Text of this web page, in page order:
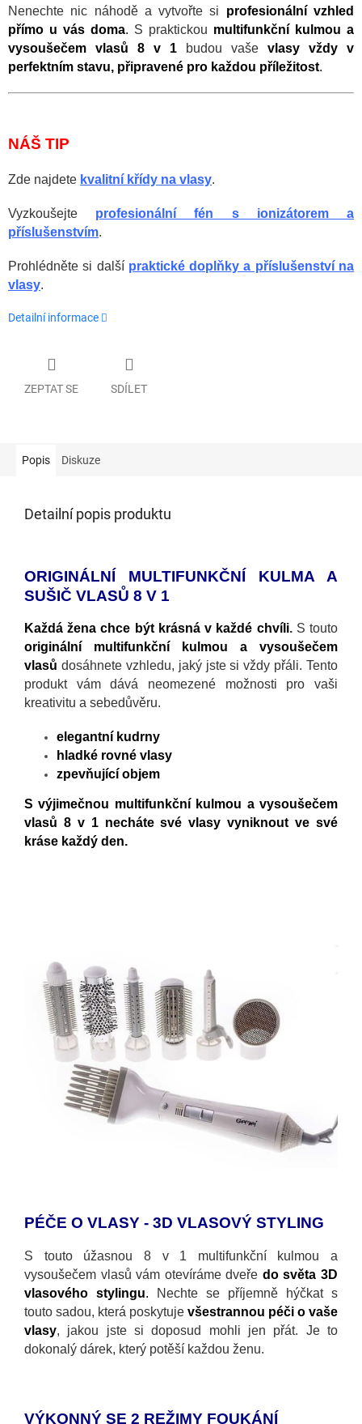
Nenechte nic náhodě a vytvořte si profesionální vzhled
přímo u vás doma. S praktickou multifunkční kulmou a
vysoušečem vlasů 8 v 1
budou vaše vlasy vždy v
perfektním stavu, připravené pro každou příležitost.
NÁŠ TIP
Zde najdete kvalitní křídy na vlasy.
Vyzkoušejte profesionální fén s ionizátorem a
příslušenstvím.
Prohlédněte si další praktické doplňky a příslušenství na
vlasy.
Detailní informace
ZEPTAT SE SDÍLET
Popis Diskuze
Detailní popis produktu
ORIGINÁLNÍ MULTIFUNKČNÍ KULMA A
SUŠIČ VLASŮ 8 V 1
Každá žena chce být krásná v každé chvíli. S touto
originální multifunkční kulmou a vysoušečem
vlasů dosáhnete vzhledu, jaký jste si vždy přáli. Tento
produkt vám dává neomezené možnosti pro vaši
kreativitu a sebedůvěru.
elegantní kudrny
hladké rovné vlasy
zpevňující objem
S výjimečnou multifunkční kulmou a vysoušečem
vlasů 8 v 1 necháte své vlasy vyniknout ve své
kráse každý den.
PÉČE O VLASY - 3D VLASOVÝ STYLING
S touto úžasnou 8 v 1 multifunkční kulmou a
vysoušečem vlasů vám otevíráme dveře do světa 3D
vlasového stylingu.
Nechte se příjemně hýčkat s
touto sadou, která poskytuje všestrannou péči o vaše
vlasy, jakou jste si doposud mohli jen přát. Je to
dokonalý dárek, který potěší každou ženu.
VÝKONNÝ SE 2 REŽIMY FOUKÁNÍ